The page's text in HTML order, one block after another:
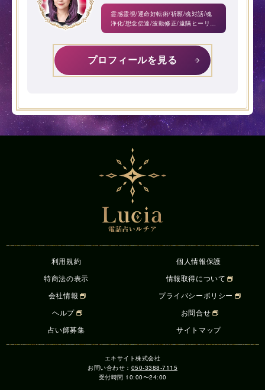
霊感霊視/運命好転術/祈願/魂対話/魂
浄化/想念伝達/波動修正/遠隔ヒーリン
グ/易学/タロット
プロフィールを見る
利用規約
個人情報保護
特商法の表示
情報取得について
会社情報
プライバシーポリシー
ヘルプ
お問合せ
占い師募集
サイトマップ
エキサイト株式会社
お問い合わせ： 050-3388-7115
受付時間 10:00〜24:00